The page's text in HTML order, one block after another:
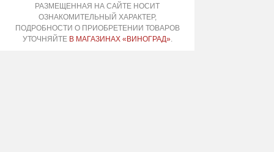
РАЗМЕЩЕННАЯ НА САЙТЕ НОСИТ
ОЗНАКОМИТЕЛЬНЫЙ ХАРАКТЕР,
ПОДРОБНОСТИ О ПРИОБРЕТЕНИИ ТОВАРОВ
УТОЧНЯЙТЕ В МАГАЗИНАХ «ВИНОГРАД».